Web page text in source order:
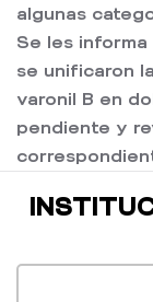
algunas
Se les
se unificaron
varonil B en
pendiente y